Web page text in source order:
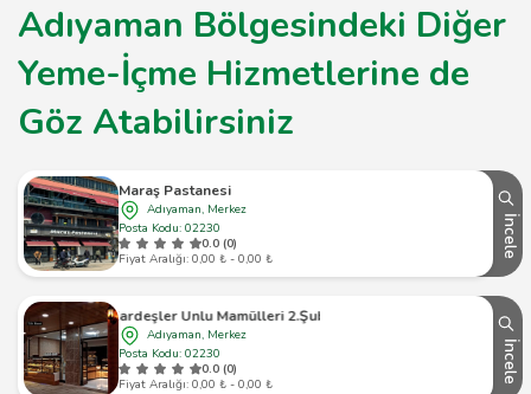
Adıyaman Bölgesindeki Diğer
Yeme-İçme Hizmetlerine de
Göz Atabilirsiniz
Maraş Pastanesi
Adıyaman, Merkez
Posta Kodu: 02230
0.0 (0)
Fiyat Aralığı: 0,00 ₺ - 0,00 ₺
İncele
Kardeşler Unlu Mamülleri 2.Şube
Adıyaman, Merkez
Posta Kodu: 02230
0.0 (0)
Fiyat Aralığı: 0,00 ₺ - 0,00 ₺
İncele